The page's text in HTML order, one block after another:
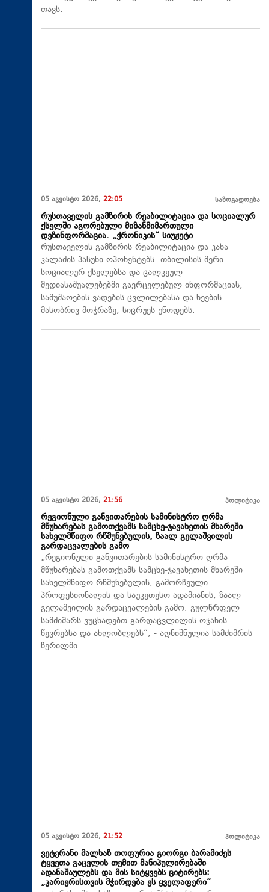
თავს.
05 აგვისტო 2026, 22:05 საზოგადოება
რუსთაველის გამზირის რეაბილიტაცია და სოციალურ
ქსელში აგორებული მიზანმიმართული
დეზინფორმაცია. „ქრონიკის“ სიუჟეტი
რუსთაველის გამზირის რეაბილიტაცია და კახა
კალაძის პასუხი ოპონენტებს. თბილისის მერი
სოციალურ ქსელებსა და ცალკეულ
მედიასაშუალებებში გავრცელებულ ინფორმაციას,
სამუშაოების ვადების ცვლილებასა და ხეების
მასობრივ მოჭრაზე, სიცრუეს უწოდებს.
05 აგვისტო 2026, 21:56 პოლიტიკა
რეგიონული განვითარების სამინისტრო ღრმა
მწუხარებას გამოთქვამს სამცხე-ჯავახეთის მხარეში
სახელმწიფო რწმუნებულის, ზაალ გელაშვილის
გარდაცვალების გამო
„რეგიონული განვითარების სამინისტრო ღრმა
მწუხარებას გამოთქვამს სამცხე-ჯავახეთის მხარეში
სახელმწიფო რწმუნებულის, გამორჩეული
პროფესიონალის და საუკეთესო ადამიანის, ზაალ
გელაშვილის გარდაცვალების გამო. გულწრფელ
სამძიმარს ვუცხადებთ გარდაცვლილის ოჯახის
წევრებსა და ახლობლებს“, - აღნიშნულია სამძიმრის
წერილში.
05 აგვისტო 2026, 21:52 პოლიტიკა
ვეტერანი მალხაზ თოფურია გიორგი ბარამიძეს
ტყვეთა გაცვლის თემით მანიპულირებაში
ადანაშაულებს და მის სიტყვებს ციტირებს:
„კარიერისთვის მჭირდება ეს ყველაფერი“